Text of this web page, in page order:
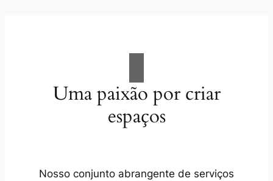
Uma paixão por criar
espaços
Nosso conjunto abrangente de serviços